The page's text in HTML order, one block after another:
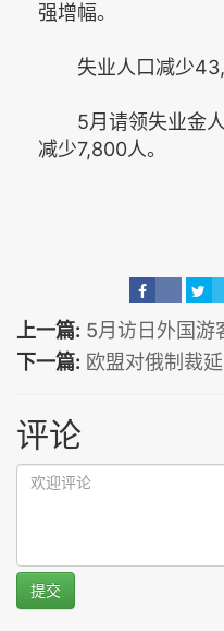
强增幅。
失业人口减少
5月请领失业金人
减少7,800人。
上一篇: 5月访日外国游
下一篇: 欧盟对俄制裁
评论
提交